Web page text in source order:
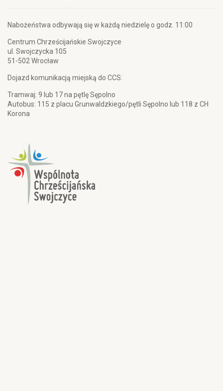
Nabożeństwa odbywają się w każdą niedzielę o godz. 11:00
Centrum Chrześcijańskie Swojczyce
ul. Swojczycka 105
51-502 Wrocław
Dojazd komunikacją miejską do CCS:
Tramwaj: 9 lub 17 na pętlę Sępolno
Autobus: 115 z placu Grunwaldzkiego/pętli Sępolno lub 118 z CH
Korona